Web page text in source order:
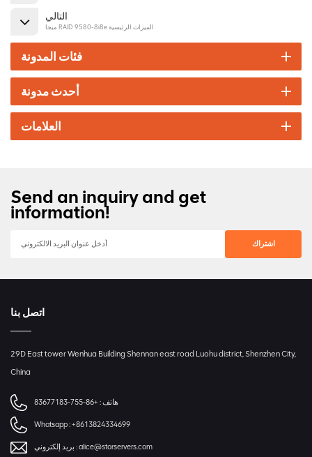
التالي
ميجا RAID 9580-8i8e الميزات الرئيسية
فئات المدونة
أحدث مدونة
العلامات
Send an inquiry and get
information!
اتصل بنا
29D East tower Wenhua Building Shennan east road Luohu district, Shenzhen City,
China
هاتف : +86-755-83677183
Whatsapp :+8613824334699
بريد إلكتروني :alice@storservers.com